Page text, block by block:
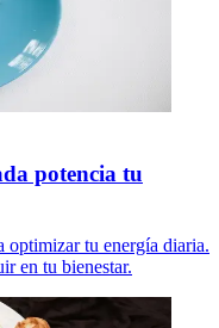
potencia tu
optimizar tu energía diaria.
en tu bienestar.